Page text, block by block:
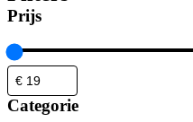
Prijs
Categorie